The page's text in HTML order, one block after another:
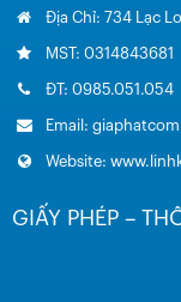
Địa Chỉ: 734 Lạc
MST: 0314843681
ĐT: 0985.051.054
Email:
Website:
GIẤY PHÉP –